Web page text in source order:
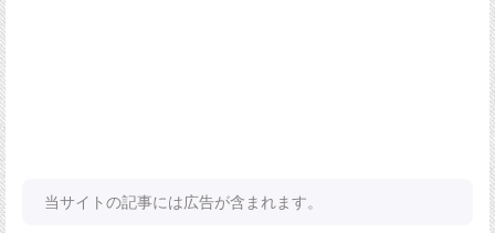
当サイトの記事には広告が含まれます。